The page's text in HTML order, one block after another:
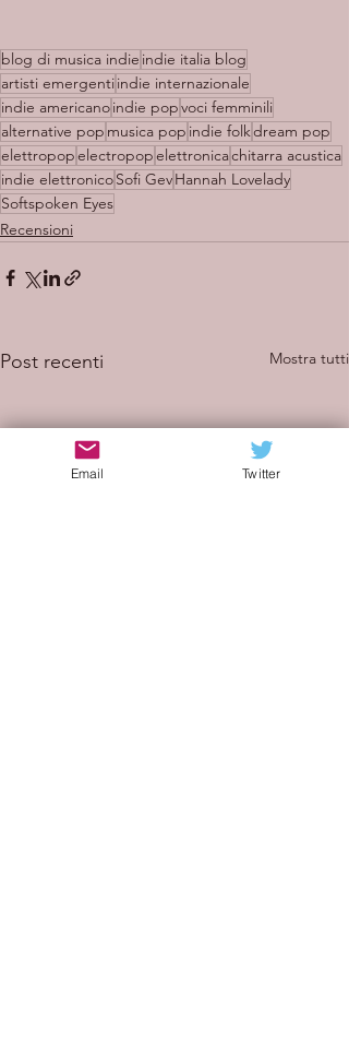
blog di musica indie indie italia blog
artisti emergentiindie internazionale
indie americanoindie popvoci femminili
alternative pop musica pop indie folkdream pop
elettropopelectropopelettronicachitarra acustica
indie elettronicoSofi GevHannah Lovelady
Softspoken Eyes
Recensioni
Post recenti Mostra tutti
Email Twitter